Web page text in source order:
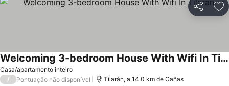
Partilhar
Casa/apartamento inteiro
Welcoming 3-bedroom House With Wifi In Tilaran
/ Pontuação não disponível Tilarán, a 14.0 km de Cañas